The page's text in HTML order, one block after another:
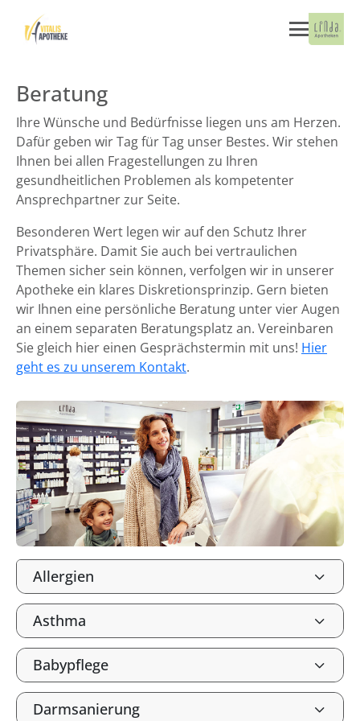
Beratung
Ihre Wünsche und Bedürfnisse liegen uns am Herzen.
Dafür geben wir Tag für Tag unser Bestes. Wir stehen
Ihnen bei allen Fragestellungen zu Ihren
gesundheitlichen Problemen als kompetenter
Ansprechpartner zur Seite.
Besonderen Wert legen wir auf den Schutz Ihrer
Privatsphäre. Damit Sie auch bei vertraulichen
Themen sicher sein können, verfolgen wir in unserer
Apotheke ein klares Diskretionsprinzip. Gern bieten
wir Ihnen eine persönliche Beratung unter vier Augen
an einem separaten Beratungsplatz an. Vereinbaren
Sie gleich hier einen Gesprächstermin mit uns! Hier
geht es zu unserem Kontakt.
Allergien
Asthma
Babypflege
Darmsanierung